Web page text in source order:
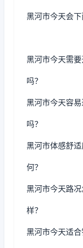
黑河市今天会下
黑河市今天需要
吗？
黑河市今天容
吗？
黑河市体感舒
何？
黑河市今天路
样？
黑河市今天适